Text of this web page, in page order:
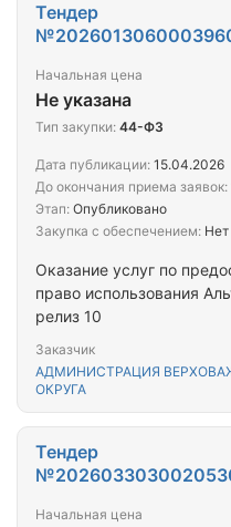
Оказание услуг по
право использования
релиз 10
Заказчик
АДМИНИСТРАЦИЯ
ОКРУГА
Тендер
Начальная цена
Не указана
Тип закупки: 44-ФЗ
Дата публикации: 15.04.2026
До окончания приема заявок:
Этап: Опубликовано
Закупка с обеспечением: Нет
Тендер
Начальная цена